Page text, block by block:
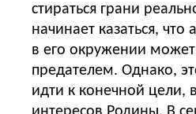
стираться грани
начинает казаться,
в его окружении может
предателем. Однако,
идти к конечной цели,